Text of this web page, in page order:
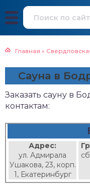
Главная »
Сауна в
Заказать сауну в
контактам:
Адрес:
ул. Адмирала
Ушакова, 23, корп.
1, Екатеринбург